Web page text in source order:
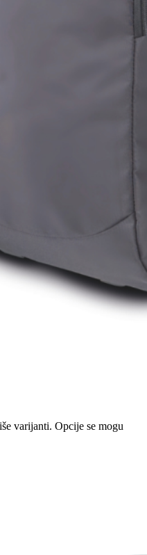
varijanti. Opcije se mogu